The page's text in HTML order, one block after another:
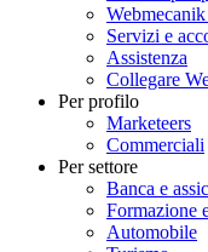
Servizi e
Assistenza
Collegare
Per profilo
Marketeers
Commerciali
Per settore
Banca e
Formazione
Automobile